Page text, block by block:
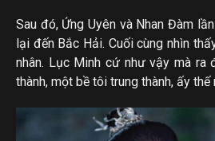
Sau đó, Ứng Uyên và Nhan Đàm
lại đến Bắc Hải. Cuối cùng nhìn
nhân. Lục Minh cứ như vậy mà ra
thành, một bề tôi trung thành, ấy thế